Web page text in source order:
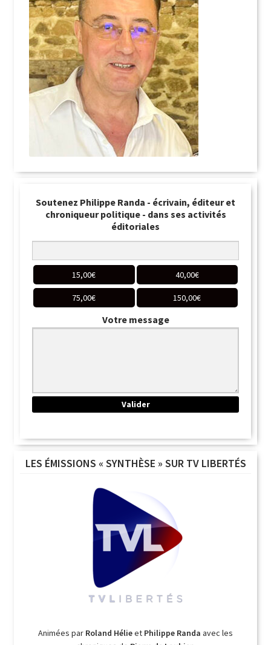
Soutenez Philippe Randa - écrivain, éditeur et
chroniqueur politique - dans ses activités
éditoriales
15,00€ 40,00€
75,00€ 150,00€
Votre message
LES ÉMISSIONS « SYNTHÈSE » SUR TV LIBERTÉS
Animées par Roland Hélieet Philippe Randa avec les